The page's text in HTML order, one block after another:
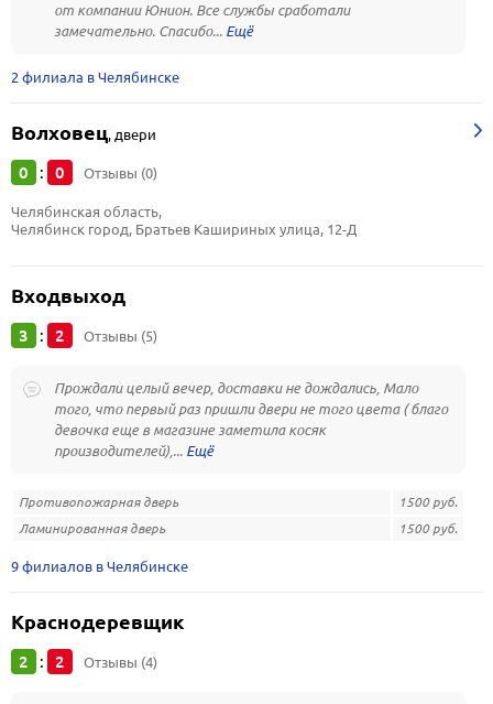
от компании Юнион. Все службы сработали
замечательно. Спасибо...
2 филиала в Челябинске
Волховец, двери
0 : 0 Отзывы (0)
Челябинская область,
Челябинск город, Братьев Кашириных улица, 12-Д
Входвыход
3 : 2 Отзывы (5)
Прождали целый вечер, доставки не дождались, Мало
того, что первый раз пришли двери не того цвета ( благо
девочка еще в магазине заметила косяк
производителей),...
Противопожарная дверь
1500 руб.
Ламинированная дверь
1500 руб.
9 филиалов в Челябинске
Краснодеревщик
2 : 2 Отзывы (4)